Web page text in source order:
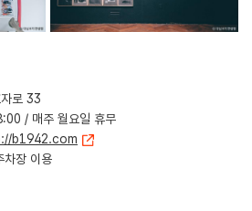
로 33
/ 매주 월요일 휴무
b1942.com
차장 이용